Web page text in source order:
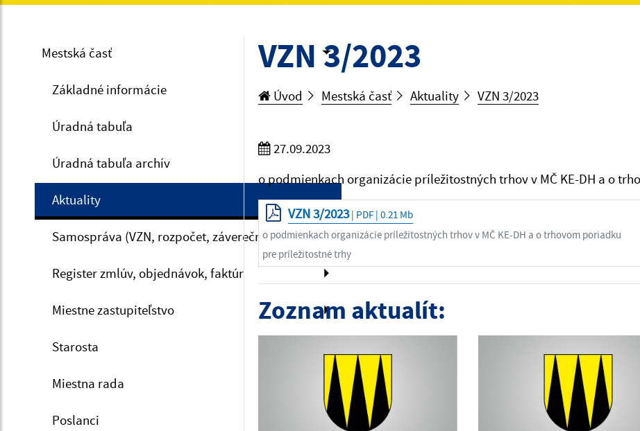
Mestská časť
Základné informácie
Úradná tabuľa
Úradná tabuľa archív
Aktuality
Samospráva (VZN, rozpočet, záverečný účet, VO)
Register zmlúv, objednávok, faktúr
Miestne zastupiteľstvo
Starosta
Miestna rada
Poslanci
VZN 3/2023
Úvod Mestská časť Aktuality VZN 3/2023
27.09.2023
o podmienkach organizácie príležitostných trhov v MČ KE-DH a o
VZN 3/2023| PDF | 0.21 Mb
o podmienkach organizácie príležitostných trhov v MČ KE-DH a o trhovom poriadku
pre príležitostné trhy
Zoznam aktualít: